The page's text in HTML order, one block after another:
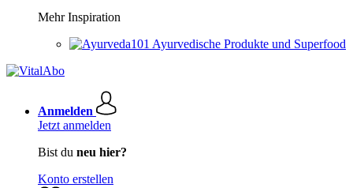
Mehr Inspiration
Ayurvedische Produkte und Superfood
Anmelden
Jetzt anmelden
Bist du neu hier?
Konto erstellen